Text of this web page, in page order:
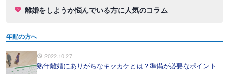
離婚をしようか悩んでいる方に人気のコラム
年配の方へ
2022.10.27
熟年離婚にありがちなキッカケとは？準備が必要なポイント